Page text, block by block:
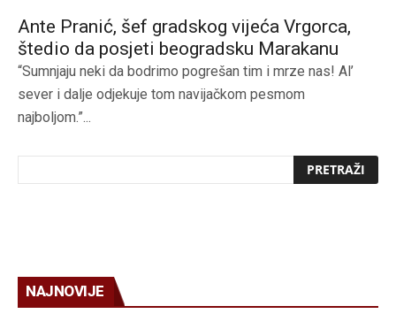
Ante Pranić, šef gradskog vijeća Vrgorca,
štedio da posjeti beogradsku Marakanu
“Sumnjaju neki da bodrimo pogrešan tim i mrze nas! Al’
sever i dalje odjekuje tom navijačkom pesmom
najboljom.”...
NAJNOVIJE